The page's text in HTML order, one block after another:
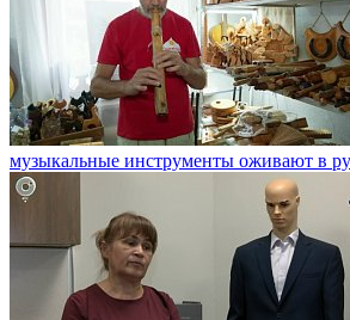
музыкальные инструменты оживают в